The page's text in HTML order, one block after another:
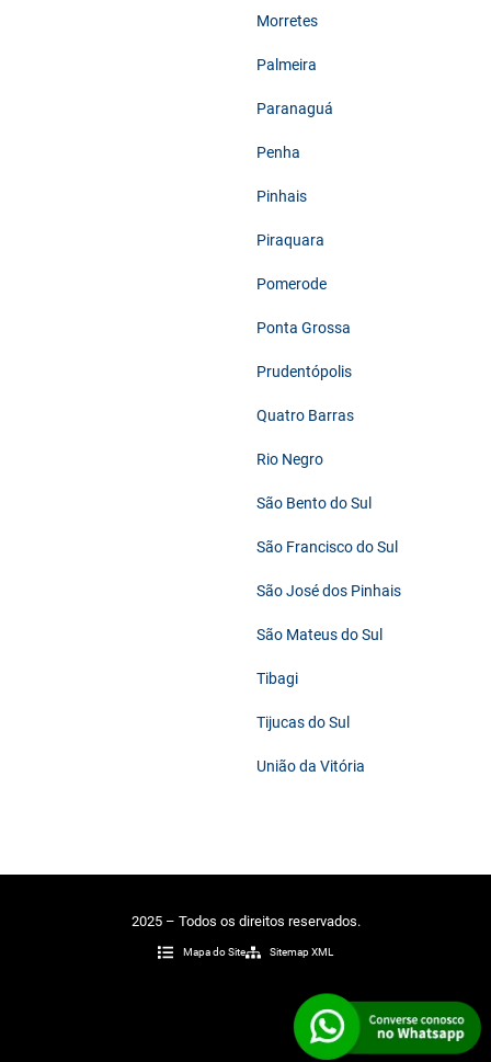
Morretes
Palmeira
Paranaguá
Penha
Pinhais
Piraquara
Pomerode
Ponta Grossa
Prudentópolis
Quatro Barras
Rio Negro
São Bento do Sul
São Francisco do Sul
São José dos Pinhais
São Mateus do Sul
Tibagi
Tijucas do Sul
União da Vitória
2025 – Todos os direitos reservados.
Mapa do Site Sitemap XML